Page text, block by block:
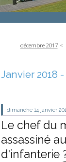
décembre 2017
Janvier 2018 -
dimanche 14 janvier
Le chef du
assassiné
d'infanterie